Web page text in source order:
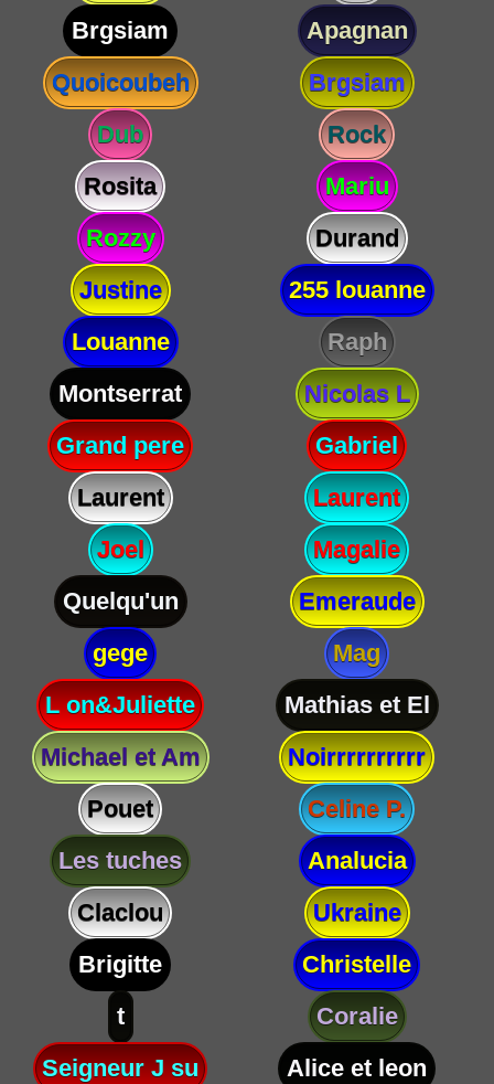
Brgsiam
Apagnan
Quoicoubeh
Brgsiam
Dub
Rock
Rosita
Mariu
Rozzy
Durand
Justine
255 louanne
Louanne
Raph
Montserrat
Nicolas L
Grand pere
Gabriel
Laurent
Laurent
Joel
Magalie
Quelqu'un
Emeraude
gege
Mag
L on&Juliette
Mathias et El
Michael et Am
Noirrrrrrrrrr
Pouet
Celine P.
Les tuches
Analucia
Claclou
Ukraine
Brigitte
Christelle
t
Coralie
Seigneur J su
Alice et leon